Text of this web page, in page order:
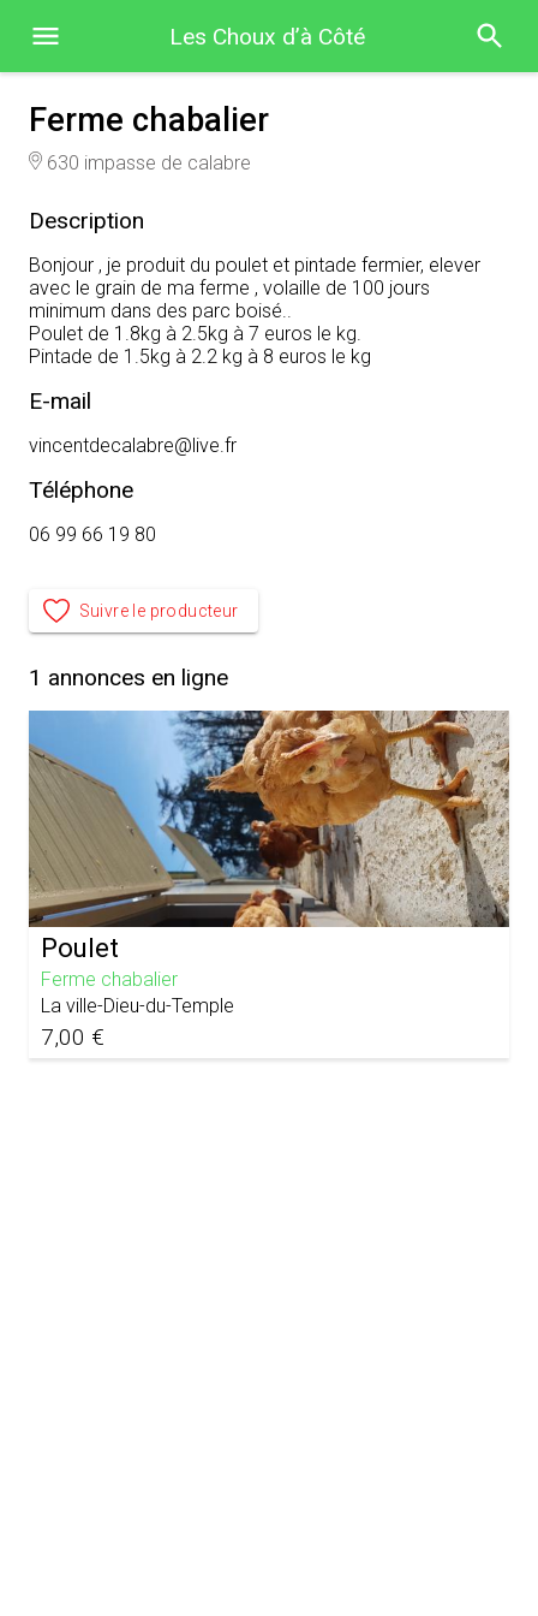
Les Choux d’à Côté
Ferme chabalier
630 impasse de calabre
Description
Bonjour , je produit du poulet et pintade fermier, elever
avec le grain de ma ferme , volaille de 100 jours
minimum dans des parc boisé..
Poulet de 1.8kg à 2.5kg à 7 euros le kg.
Pintade de 1.5kg à 2.2 kg à 8 euros le kg
E-mail
vincentdecalabre@live.fr
Téléphone
06 99 66 19 80
Suivre le producteur
1 annonces en ligne
Poulet
Ferme chabalier
La ville-Dieu-du-Temple
7,00 €